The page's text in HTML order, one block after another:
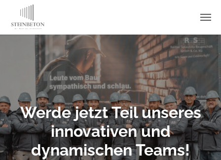
Skip to main content
Werde jetzt Teil unseres
innovativen und
dynamischen Teams!